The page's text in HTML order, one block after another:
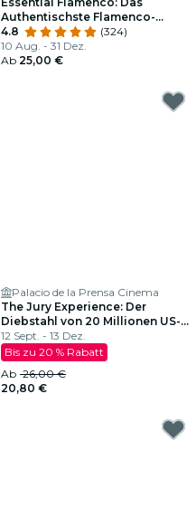
Authentischste Flamenco-
Erlebnis in Madrid
4.8
(324)
10 Aug. - 31 Dez.
Ab 25,00 €
Palacio de la Prensa Cinema
The Jury Experience: Der
Diebstahl von 20 Millionen US-
Dollar
12 Sept. - 13 Dez.
Bis zu 20 % Rabatt
Ab 26,00 €
20,80 €